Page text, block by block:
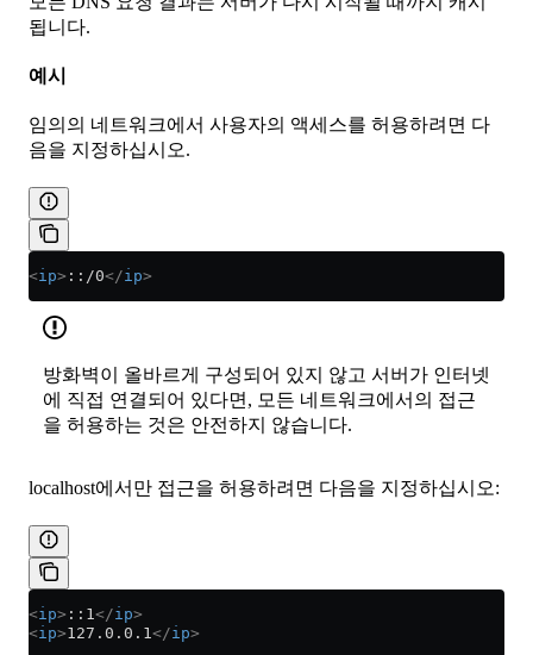
됩니다.
예시
임의의 네트워크에서 사용자의 액세스를 허용하려면 다
음을 지정하십시오.
<ip> ::/0</ip>
방화벽이 올바르게 구성되어 있지 않고 서버가 인터넷
에 직접 연결되어 있다면, 모든 네트워크에서의 접근
을 허용하는 것은 안전하지 않습니다.
localhost에서만 접근을 허용하려면 다음을 지정하십시오:
<ip> ::1</ip>
<ip>127.0.0.1</ip>